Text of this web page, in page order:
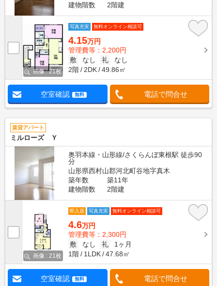
建物階数
2階建
画像 : 21枚
写真充実 無料オンライン相談可
4.15万円
管理費等：2,200円
敷
なし 礼
なし
2階
2DK 49.86㎡
空室確認 無料 電話で問合せ
賃貸アパート
ミルローズ Ｙ
奥羽本線・山形線/さくらんぼ東根駅 徒歩90
分
山形県西村山郡河北町谷地字真木
築年数
築11年
建物階数
2階建
画像 : 21枚
即入居 写真充実 無料オンライン相談可
4.6万円
管理費等：2,300円
敷
なし 礼
1ヶ月
1階
1LDK 47.68㎡
空室確認 無料 電話で問合せ